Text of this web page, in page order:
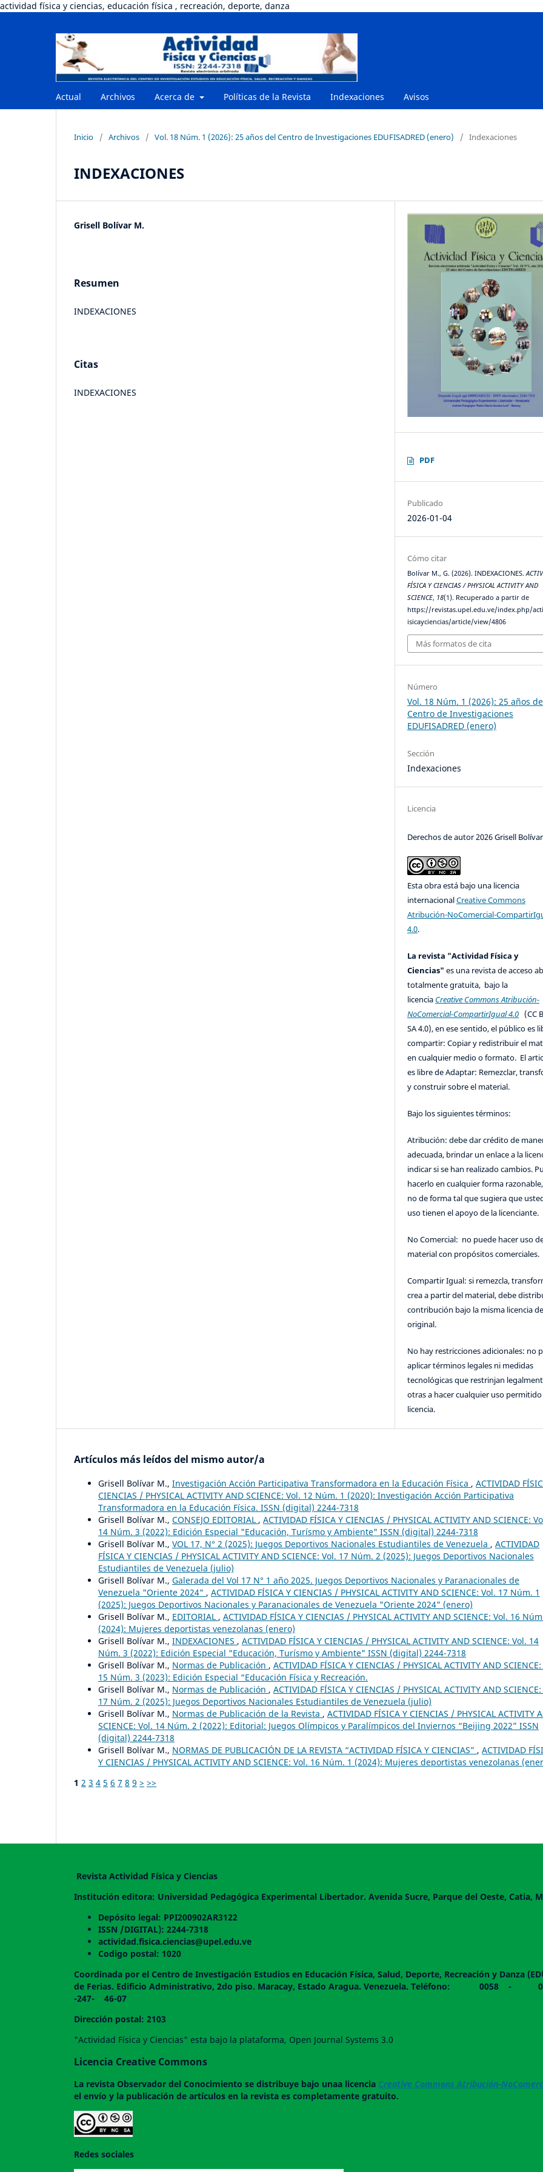
actividad física y ciencias, educación física , recreación, deporte, danza
Actual Archivos Acerca de Políticas de la Revista Indexaciones Avisos
Inicio / Archivos / Vol. 18 Núm. 1 (2026): 25 años del Centro de Investigaciones EDUFISADRED (enero) / Indexaciones
INDEXACIONES
Grisell Bolívar M.
Resumen
INDEXACIONES
Citas
INDEXACIONES
PDF
Publicado
2026-01-04
Cómo citar
Bolívar M., G. (2026). INDEXACIONES.
FÍSICA Y CIENCIAS / PHYSICAL ACTIVITY AND
SCIENCE, 18(1). Recuperado a partir de
https://revistas.upel.edu.ve/index.php/
isicayciencias/article/view/4806
Más formatos de cita
Número
Vol. 18 Núm. 1 (2026): 25 años
Centro de Investigaciones
EDUFISADRED (enero)
Sección
Indexaciones
Licencia
Derechos de autor 2026 Grisell
Esta obra está bajo una licencia
internacionalCreative Commons
Atribución-NoComercial-
4.0.
La revista "Actividad Física y
Ciencias"es una revista de acceso
totalmente gratuita, bajo la
licencia Creative Commons Atribución-
NoComercial-CompartirIgual 4.0 (CC
SA 4.0), en ese sentido, el público es
compartir: Copiar y redistribuir el
en cualquier medio o formato. El
es libre de Adaptar: Remezclar,
y construir sobre el material.
Bajo los siguientes términos:
Atribución: debe dar crédito de
adecuada, brindar un enlace a la
indicar si se han realizado cambios.
hacerlo en cualquier forma
no de forma tal que sugiera que
uso tienen el apoyo de la licenciante.
No Comercial: no puede hacer uso
material con propósitos comerciales.
Compartir Igual: si remezcla,
crea a partir del material, debe
contribución bajo la misma licencia
original.
No hay restricciones adicionales: no
aplicar términos legales ni medidas
tecnológicas que restrinjan
otras a hacer cualquier uso
licencia.
Artículos más leídos del mismo autor/a
Grisell Bolívar M., Investigación Acción Participativa Transformadora en la Educación Física , ACTIVIDAD
CIENCIAS / PHYSICAL ACTIVITY AND SCIENCE: Vol. 12 Núm. 1 (2020): Investigación Acción Participativa
Transformadora en la Educación Física. ISSN (digital) 2244-7318
Grisell Bolívar M., CONSEJO EDITORIAL , ACTIVIDAD FÍSICA Y CIENCIAS / PHYSICAL ACTIVITY AND SCIENCE:
14 Núm. 3 (2022): Edición Especial "Educación, Turísmo y Ambiente" ISSN (digital) 2244-7318
Grisell Bolívar M., VOL 17, N° 2 (2025): Juegos Deportivos Nacionales Estudiantiles de Venezuela , ACTIVIDAD
FÍSICA Y CIENCIAS / PHYSICAL ACTIVITY AND SCIENCE: Vol. 17 Núm. 2 (2025): Juegos Deportivos Nacionales
Estudiantiles de Venezuela (julio)
Grisell Bolívar M., Galerada del Vol 17 N° 1 año 2025. Juegos Deportivos Nacionales y Paranacionales de
Venezuela "Oriente 2024" , ACTIVIDAD FÍSICA Y CIENCIAS / PHYSICAL ACTIVITY AND SCIENCE: Vol. 17 Núm. 1
(2025): Juegos Deportivos Nacionales y Paranacionales de Venezuela "Oriente 2024" (enero)
Grisell Bolívar M., EDITORIAL , ACTIVIDAD FÍSICA Y CIENCIAS / PHYSICAL ACTIVITY AND SCIENCE: Vol. 16
(2024): Mujeres deportistas venezolanas (enero)
Grisell Bolívar M., INDEXACIONES , ACTIVIDAD FÍSICA Y CIENCIAS / PHYSICAL ACTIVITY AND SCIENCE: Vol. 14
Núm. 3 (2022): Edición Especial "Educación, Turísmo y Ambiente" ISSN (digital) 2244-7318
Grisell Bolívar M., Normas de Publicación , ACTIVIDAD FÍSICA Y CIENCIAS / PHYSICAL ACTIVITY AND
15 Núm. 3 (2023): Edición Especial “Educación Física y Recreación.
Grisell Bolívar M., Normas de Publicación , ACTIVIDAD FÍSICA Y CIENCIAS / PHYSICAL ACTIVITY AND
17 Núm. 2 (2025): Juegos Deportivos Nacionales Estudiantiles de Venezuela (julio)
Grisell Bolívar M., Normas de Publicación de la Revista , ACTIVIDAD FÍSICA Y CIENCIAS / PHYSICAL ACTIVITY
SCIENCE: Vol. 14 Núm. 2 (2022): Editorial: Juegos Olímpicos y Paralímpicos del Inviernos “Beijing 2022” ISSN
(digital) 2244-7318
Grisell Bolívar M., NORMAS DE PUBLICACIÓN DE LA REVISTA “ACTIVIDAD FÍSICA Y CIENCIAS” , ACTIVIDAD
Y CIENCIAS / PHYSICAL ACTIVITY AND SCIENCE: Vol. 16 Núm. 1 (2024): Mujeres deportistas venezolanas
1 2 3 4 5 6 7 8 9 > >>
Revista Actividad Física y Ciencias
Institución editora: Universidad Pedagógica Experimental Libertador. Avenida Sucre, Parque del Oeste, Catia,
Depósito legal: PPI200902AR3122
ISSN /DIGITAL): 2244-7318
actividad.fisica.ciencias@upel.edu.ve
Codigo postal: 1020
Coordinada por el Centro de Investigación Estudios en Educación Física, Salud, Deporte, Recreación y Danza
de Ferias. Edificio Administrativo, 2do piso. Maracay, Estado Aragua. Venezuela. Teléfono:
-247- 46-07
Dirección postal: 2103
"Actividad Física y Ciencias" esta bajo la plataforma, Open Journal Systems 3.0
Licencia Creative Commons
La revista Observador del Conocimiento se distribuye bajo unaa licencia Creative Commons Atribución-
el envío y la publicación de artículos en la revista es completamente gratuito.
Redes sociales